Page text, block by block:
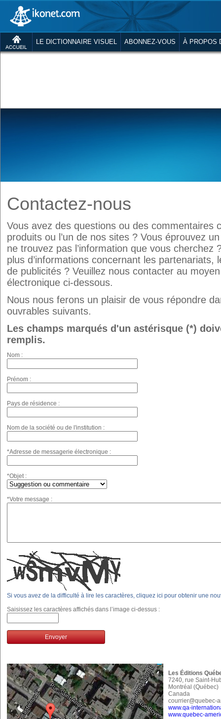
LE DICTIONNAIRE VISUEL ABONNEZ-VOUS À PROPOS
Contactez-nous
Vous avez des questions ou des commentaires
produits ou l’un de nos sites ? Vous éprouvez
ne trouvez pas l’information que vous cherchez
plus d’informations concernant les partenariats,
de publicités ? Veuillez nous contacter au
électronique ci-dessous.
Nous nous ferons un plaisir de vous répondre
ouvrables suivants.
Les champs marqués d'un astérisque (*)
remplis.
Nom :
Prénom :
Pays de résidence :
Nom de la société ou de l'institution :
*Adresse de messagerie électronique :
*Objet :
*Votre message :
Si vous avez de la difficulté à lire les caractères, cliquez ici pour obtenir une
Saisissez les caractères affichés dans l’image ci-dessus :
Envoyer
Les Éditions
7240, rue Saint-
Montréal
Canada
courrier@quebec-
www.qa-
www.quebec-